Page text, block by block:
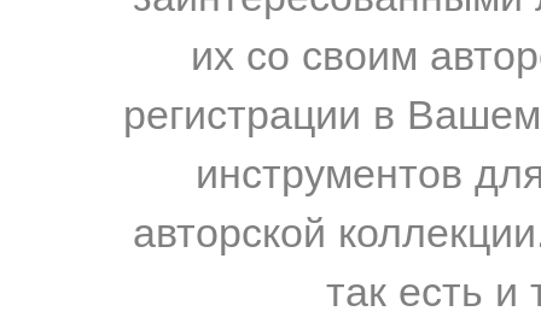
их со своим
регистрации в
инструментов
авторской
так есть и